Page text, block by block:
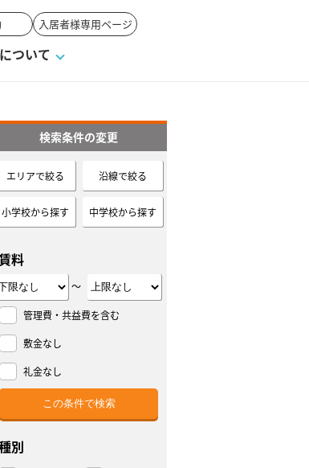
入居者様専用ページ
物件閲覧履歴賃貸vs持ち家
く売るポイント
ついて
来店予約
検索条件の変更
エリアで絞る 沿線で絞る
小学校から探す 中学校から探す
料
～
管理費・共益費を含む
敷金なし
礼金なし
別